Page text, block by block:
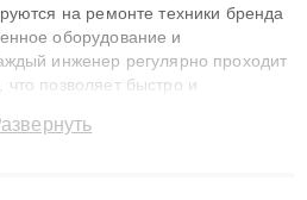
на ремонте техники бренда
оборудование и
инженер регулярно проходит
позволяет быстро и
лет. Наши мастера решают